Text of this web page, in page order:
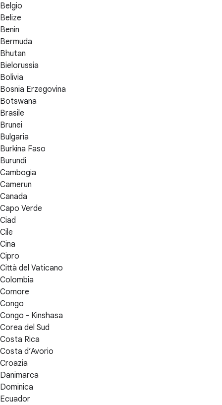
Belgio
Belize
Benin
Bermuda
Bhutan
Bielorussia
Bolivia
Bosnia Erzegovina
Botswana
Brasile
Brunei
Bulgaria
Burkina Faso
Burundi
Cambogia
Camerun
Canada
Capo Verde
Ciad
Cile
Cina
Cipro
Città del Vaticano
Colombia
Comore
Congo
Congo - Kinshasa
Corea del Sud
Costa Rica
Costa d’Avorio
Croazia
Danimarca
Dominica
Ecuador